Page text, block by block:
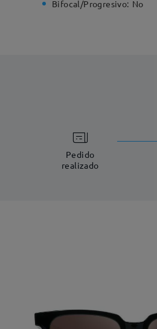
Bifocal/Progresivo: No
Pedido
realizado